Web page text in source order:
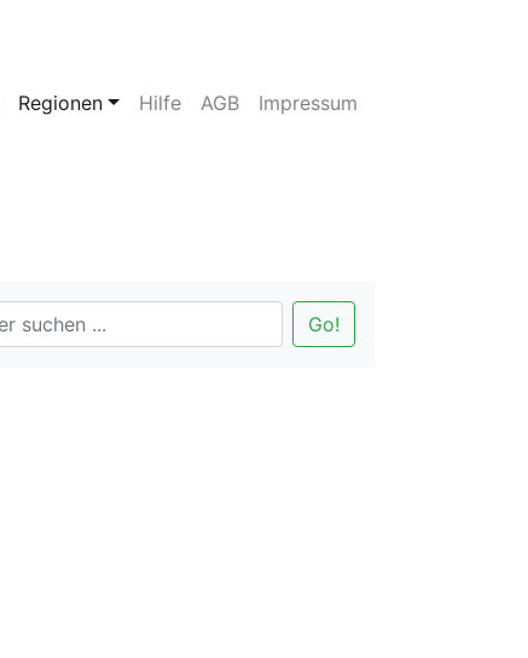
Regionen Hilfe AGB Impressum
Go!